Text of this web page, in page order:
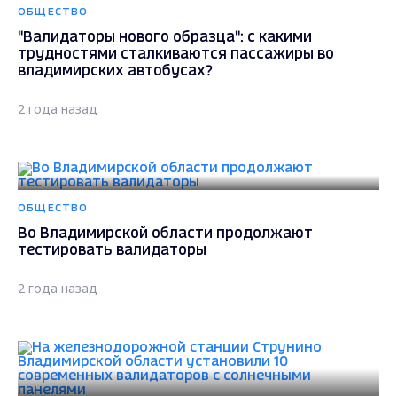
ОБЩЕСТВО
"Валидаторы нового образца": с какими
трудностями сталкиваются пассажиры во
владимирских автобусах?
2 года назад
ОБЩЕСТВО
Во Владимирской области продолжают
тестировать валидаторы
2 года назад